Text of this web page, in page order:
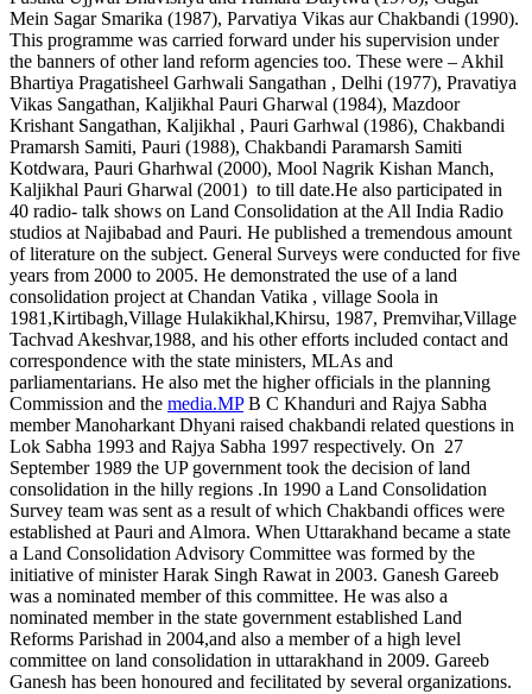
Mein Sagar Smarika (1987), Parvatiya Vikas aur Chakbandi (1990).
This programme was carried forward under his supervision under
the banners of other land reform agencies too. These were – Akhil
Bhartiya Pragatisheel Garhwali Sangathan , Delhi (1977), Pravatiya
Vikas Sangathan, Kaljikhal Pauri Gharwal (1984), Mazdoor
Krishant Sangathan, Kaljikhal , Pauri Garhwal (1986), Chakbandi
Pramarsh Samiti, Pauri (1988), Chakbandi Paramarsh Samiti
Kotdwara, Pauri Gharhwal (2000), Mool Nagrik Kishan Manch,
Kaljikhal Pauri Gharwal (2001) to till date.He also participated in
40 radio- talk shows on Land Consolidation at the All India Radio
studios at Najibabad and Pauri. He published a tremendous amount
of literature on the subject. General Surveys were conducted for five
years from 2000 to 2005. He demonstrated the use of a land
consolidation project at Chandan Vatika , village Soola in
1981,Kirtibagh,Village Hulakikhal,Khirsu, 1987, Premvihar,Village
Tachvad Akeshvar,1988, and his other efforts included contact and
correspondence with the state ministers, MLAs and
parliamentarians. He also met the higher officials in the planning
Commission and the media.MPB C Khanduri and Rajya Sabha
member Manoharkant Dhyani raised chakbandi related questions in
Lok Sabha 1993 and Rajya Sabha 1997 respectively. On 27
September 1989 the UP government took the decision of land
consolidation in the hilly regions .In 1990 a Land Consolidation
Survey team was sent as a result of which Chakbandi offices were
established at Pauri and Almora. When Uttarakhand became a state
a Land Consolidation Advisory Committee was formed by the
initiative of minister Harak Singh Rawat in 2003. Ganesh Gareeb
was a nominated member of this committee. He was also a
nominated member in the state government established Land
Reforms Parishad in 2004,and also a member of a high level
committee on land consolidation in uttarakhand in 2009. Gareeb
Ganesh has been honoured and fecilitated by several organizations.